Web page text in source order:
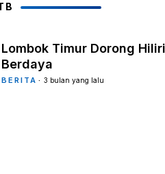
Lombok Timur Dorong
Berdaya
BERITA 3 bulan yang lalu